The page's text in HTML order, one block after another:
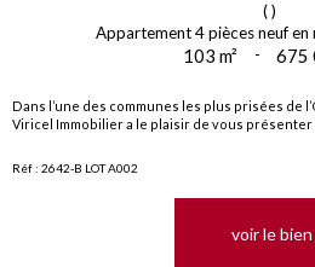
()
Appartement 4 pièces neuf en
103 m² - 675
Dans l’une des communes les plus prisées de
Viricel Immobilier a le plaisir de vous présenter
Réf : 2642-B LOT A002
voir le bien